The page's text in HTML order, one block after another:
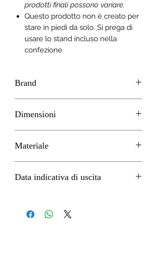
prodotti finali possono variare.
Questo prodotto non è creato per
stare in piedi da solo. Si prega di
usare lo stand incluso nella
confezione
Brand
Dimensioni
Materiale
Data indicativa di uscita